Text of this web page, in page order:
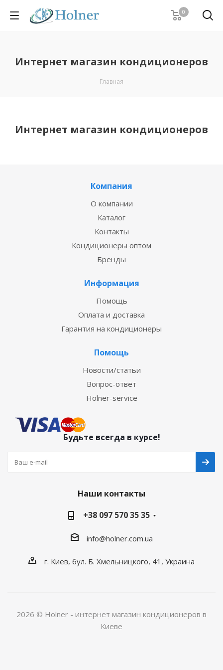
0
Интернет магазин кондиционеров
Главная
Интернет магазин кондиционеров
Компания
О компании
Каталог
Контакты
Кондиционеры оптом
Бренды
Информация
Помощь
Оплата и доставка
Гарантия на кондиционеры
Помощь
Новости/статьи
Вопрос-ответ
Holner-service
Будьте всегда в курсе!
Наши контакты
+38 097 570 35 35
info@holner.com.ua
г. Киев, бул. Б. Хмельницкого, 41, Украина
2026 © Holner - интернет магазин кондиционеров в
Киеве